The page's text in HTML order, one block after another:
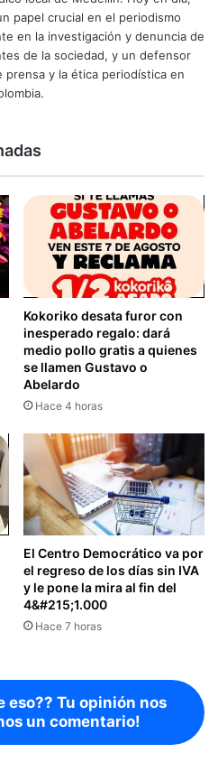
papel crucial en el periodismo
en la investigación y denuncia de
de la sociedad, y un defensor
prensa y la ética periodística en
Kokoriko desata furor con
inesperado regalo: dará
medio pollo gratis a quienes
se llamen Gustavo o
Abelardo
Hace 4 horas
El Centro Democrático va por
el regreso de los días sin IVA
y le pone la mira al fin del
4&#215;1.000
Hace 7 horas
eso?? Tu opinión nos
un comentario!